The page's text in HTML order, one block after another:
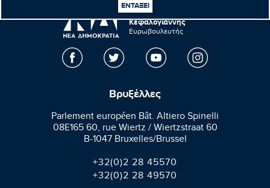
ΕΝΤΑΞΕΙ
Μανώλης
Κεφαλογιάννης
Ευρωβουλευτής
Βρυξέλλες
Parlement européen Bât. Altiero Spinelli
08E165 60, rue Wiertz / Wiertzstraat 60
B-1047 Bruxelles/Brussel
+32(0)2 28 45570
+32(0)2 28 49570